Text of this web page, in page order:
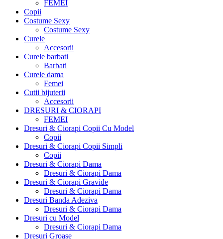
FEMEI
Copii
Costume Sexy
Costume Sexy
Curele
Accesorii
Curele barbati
Barbati
Curele dama
Femei
Cutii bijuterii
Accesorii
DRESURI & CIORAPI
FEMEI
Dresuri & Ciorapi Copii Cu Model
Copii
Dresuri & Ciorapi Copii Simpli
Copii
Dresuri & Ciorapi Dama
Dresuri & Ciorapi Dama
Dresuri & Ciorapi Gravide
Dresuri & Ciorapi Dama
Dresuri Banda Adeziva
Dresuri & Ciorapi Dama
Dresuri cu Model
Dresuri & Ciorapi Dama
Dresuri Groase